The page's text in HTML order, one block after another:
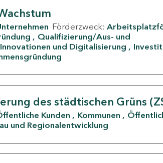
Förderzweck:
Qualifizierung/Aus- und
und Digitalisierung
des städtischen Grüns
Kunden Kommunen
und Regionalentwicklung